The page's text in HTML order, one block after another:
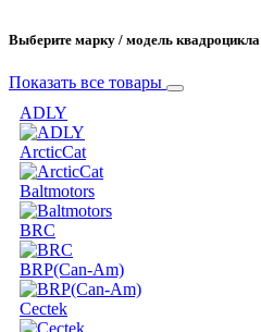
Выберите марку / модель квадроцикла
Показать все товары
ADLY
ArcticCat
Baltmotors
BRC
BRP(Can-Am)
Cectek